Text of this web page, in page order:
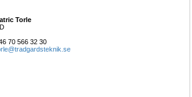
Torle
70 566 32 30